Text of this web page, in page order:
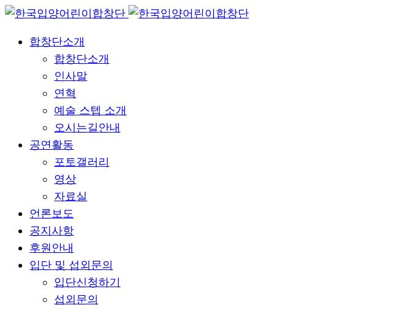
합창단소개
합창단소개
인사말
연혁
예술 스텝 소개
오시는길안내
공연활동
포토갤러리
영상
자료실
언론보도
공지사항
후원안내
입단 및 섭외문의
입단신청하기
섭외문의